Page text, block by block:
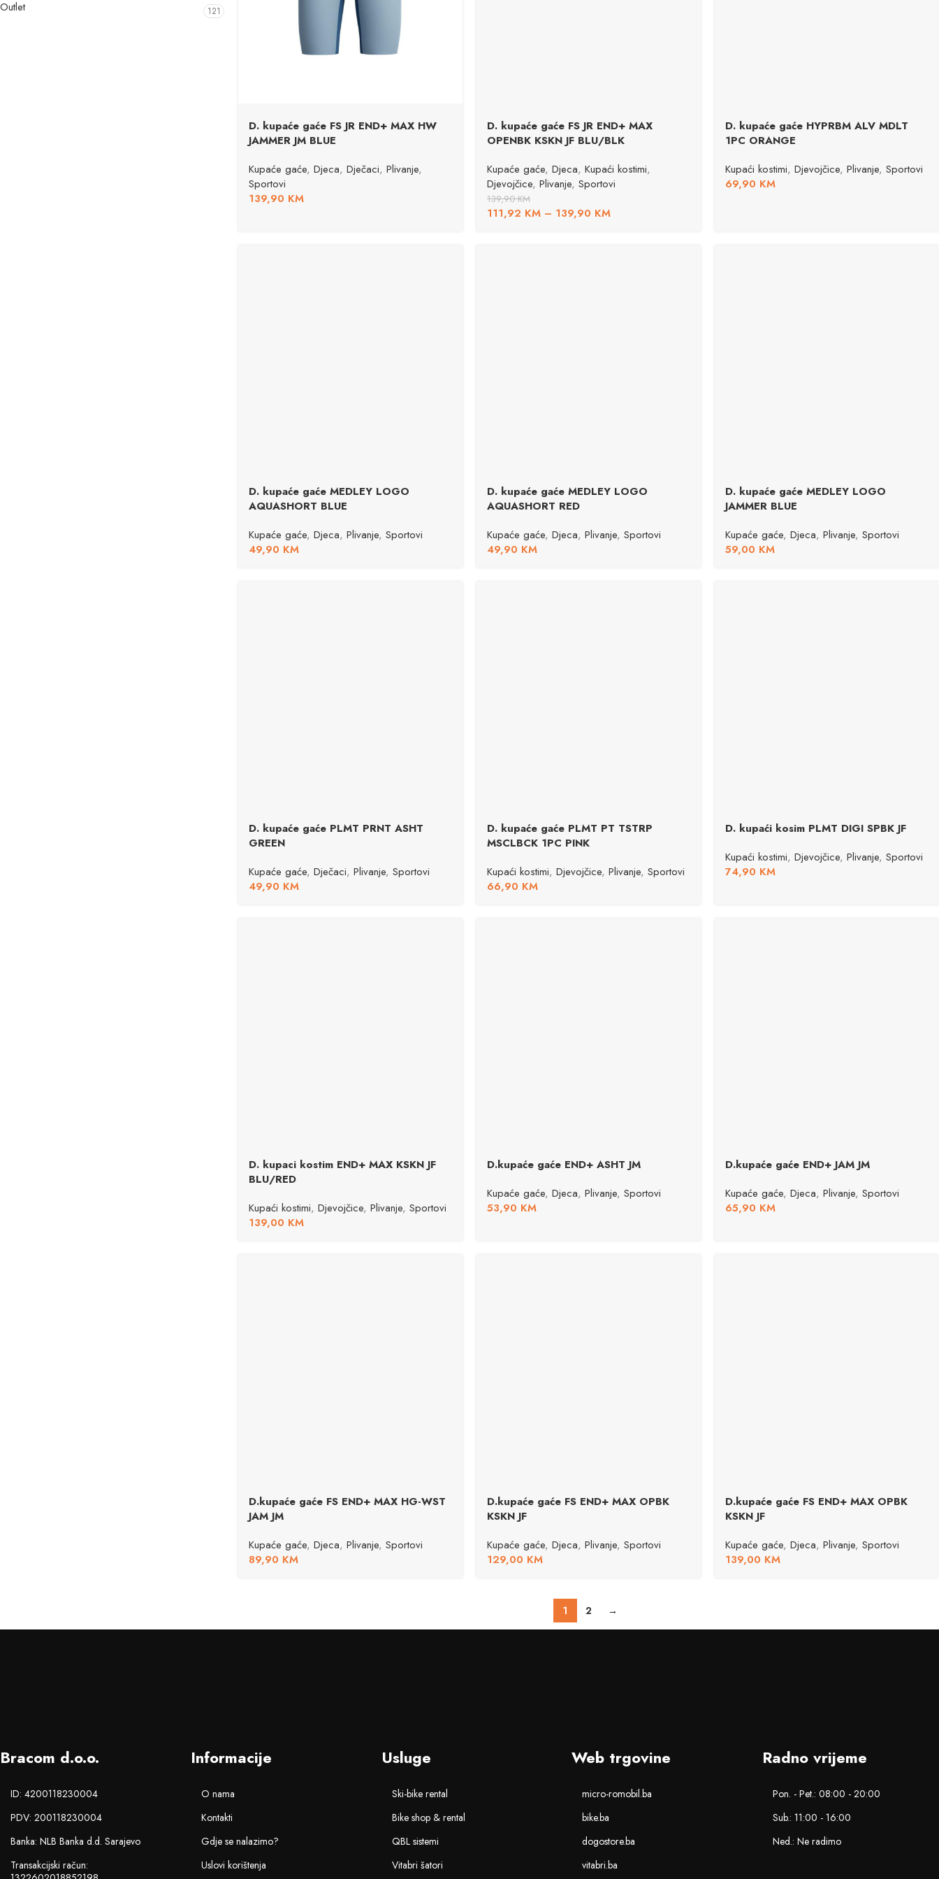
Outlet 121
D. kupaće gaće FS JR END+ MAX HW
JAMMER JM BLUE
Kupaće gaće, Djeca, Dječaci, Plivanje,
Sportovi
139,90 KM
D. kupaće gaće FS JR END+ MAX
OPENBK KSKN JF BLU/BLK
Kupaće gaće, Djeca, Kupaći kostimi,
Djevojčice, Plivanje, Sportovi
139,90KM
111,92 KM – 139,90 KM
D. kupaće gaće HYPRBM ALV MDLT
1PC ORANGE
Kupaći kostimi, Djevojčice, Plivanje, Sportovi
69,90 KM
D. kupaće gaće MEDLEY LOGO
AQUASHORT BLUE
Kupaće gaće, Djeca, Plivanje, Sportovi
49,90 KM
D. kupaće gaće MEDLEY LOGO
AQUASHORT RED
Kupaće gaće, Djeca, Plivanje, Sportovi
49,90 KM
D. kupaće gaće MEDLEY LOGO
JAMMER BLUE
Kupaće gaće, Djeca, Plivanje, Sportovi
59,00 KM
D. kupaće gaće PLMT PRNT ASHT
GREEN
Kupaće gaće, Dječaci, Plivanje, Sportovi
49,90 KM
D. kupaće gaće PLMT PT TSTRP
MSCLBCK 1PC PINK
Kupaći kostimi, Djevojčice, Plivanje, Sportovi
66,90 KM
D. kupaći kosim PLMT DIGI SPBK JF
Kupaći kostimi, Djevojčice, Plivanje, Sportovi
74,90 KM
D. kupaci kostim END+ MAX KSKN JF
BLU/RED
Kupaći kostimi, Djevojčice, Plivanje, Sportovi
139,00 KM
D.kupaće gaće END+ ASHT JM
Kupaće gaće, Djeca, Plivanje, Sportovi
53,90 KM
D.kupaće gaće END+ JAM JM
Kupaće gaće, Djeca, Plivanje, Sportovi
65,90 KM
D.kupaće gaće FS END+ MAX HG-WST
JAM JM
Kupaće gaće, Djeca, Plivanje, Sportovi
89,90 KM
D.kupaće gaće FS END+ MAX OPBK
KSKN JF
Kupaće gaće, Djeca, Plivanje, Sportovi
129,00 KM
D.kupaće gaće FS END+ MAX OPBK
KSKN JF
Kupaće gaće, Djeca, Plivanje, Sportovi
139,00 KM
1 2 →
Bracom d.o.o.
ID: 4200118230004
PDV: 200118230004
Banka: NLB Banka d.d. Sarajevo
Transakcijski račun:
Informacije
O nama
Kontakti
Gdje se nalazimo?
Uslovi korištenja
Usluge
Ski-bike rental
Bike shop & rental
QBL sistemi
Vitabri šatori
Web trgovine
micro-romobil.ba
bike.ba
dogostore.ba
vitabri.ba
Radno vrijeme
Pon. - Pet.: 08:00 - 20:00
Sub.: 11:00 - 16:00
Ned.: Ne radimo